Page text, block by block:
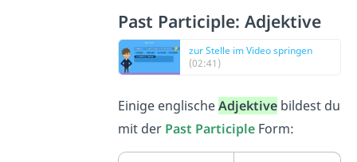
Past Participle: Adjektive
zur Stelle im Video springen
(02:41)
Einige englischeAdjektivebildest du
mit der Past Participle Form: